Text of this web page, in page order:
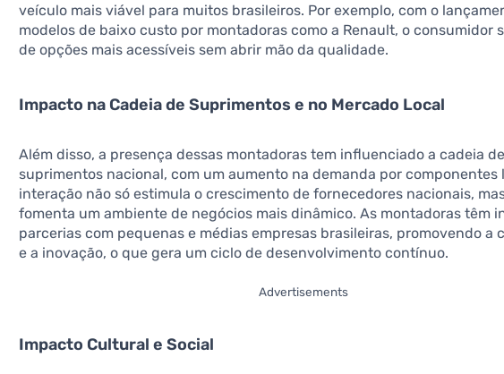
veículo mais viável para muitos brasileiros. Por exemplo, com o
modelos de baixo custo por montadoras como a Renault, o consumidor
de opções mais acessíveis sem abrir mão da qualidade.
Impacto na Cadeia de Suprimentos e no Mercado Local
Além disso, a presença dessas montadoras tem influenciado a cadeia
suprimentos nacional, com um aumento na demanda por componentes
interação não só estimula o crescimento de fornecedores nacionais,
fomenta um ambiente de negócios mais dinâmico. As montadoras têm
parcerias com pequenas e médias empresas brasileiras, promovendo a
e a inovação, o que gera um ciclo de desenvolvimento contínuo.
Advertisements
Impacto Cultural e Social